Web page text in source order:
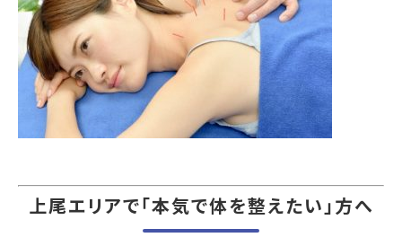
上尾エリアで「本気で体を整えたい」方へ